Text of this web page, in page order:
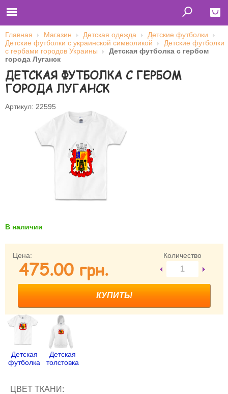
Close
Главная
Футболки
Толстовки (кенгурушки)
Свитшоты
Бейсболки
Сотрудничество
Имя пользователя (логин)
Забыли имя пользователя (логин)?
Регистрация
Главная Магазин Детская одежда
Детские футболки
Детские футболки с украинской символикой
Детские футболки
с гербами городов Украины
Детская футболка с гербом
города Луганск
ДЕТСКАЯ ФУТБОЛКА С ГЕРБОМ
ГОРОДА ЛУГАНСК
Артикул: 22595
В наличии
Цена:
475.00 грн.
Количество
Детская
футболка
Детская
толстовка
ЦВЕТ ТКАНИ: